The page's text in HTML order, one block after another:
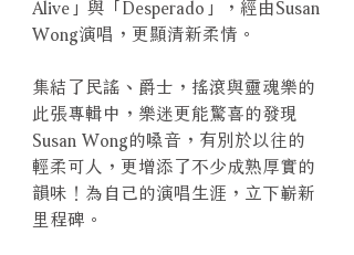
Wong演唱，更顯清新柔情。
集結了民謠、爵士，搖滾與靈魂樂的
此張專輯中，樂迷更能驚喜的發現
Susan Wong的嗓音，有別於以往的
輕柔可人，更增添了不少成熟厚實的
韻味！為自己的演唱生涯，立下嶄新
里程碑。